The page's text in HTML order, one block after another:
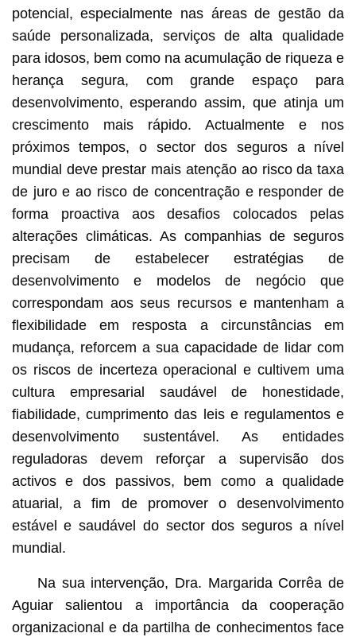
potencial, especialmente nas áreas de gestão da
saúde personalizada, serviços de alta qualidade
para idosos, bem como na acumulação de riqueza e
herança segura, com grande espaço para
desenvolvimento, esperando assim, que atinja um
crescimento mais rápido. Actualmente e nos
próximos tempos, o sector dos seguros a nível
mundial deve prestar mais atenção ao risco da taxa
de juro e ao risco de concentração e responder de
forma proactiva aos desafios colocados pelas
alterações climáticas. As companhias de seguros
precisam de estabelecer estratégias de
desenvolvimento e modelos de negócio que
correspondam aos seus recursos e mantenham a
flexibilidade em resposta a circunstâncias em
mudança, reforcem a sua capacidade de lidar com
os riscos de incerteza operacional e cultivem uma
cultura empresarial saudável de honestidade,
fiabilidade, cumprimento das leis e regulamentos e
desenvolvimento sustentável. As entidades
reguladoras devem reforçar a supervisão dos
activos e dos passivos, bem como a qualidade
atuarial, a fim de promover o desenvolvimento
estável e saudável do sector dos seguros a nível
mundial.
Na sua intervenção, Dra. Margarida Corrêa de
Aguiar salientou a importância da cooperação
organizacional e da partilha de conhecimentos face